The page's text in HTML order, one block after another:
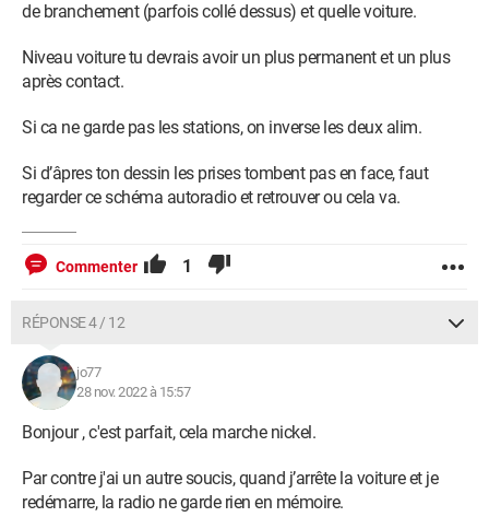
de branchement (parfois collé dessus) et quelle voiture.
Niveau voiture tu devrais avoir un plus permanent et un plus
après contact.
Si ca ne garde pas les stations, on inverse les deux alim.
Si d’âpres ton dessin les prises tombent pas en face, faut
regarder ce schéma autoradio et retrouver ou cela va.
Commenter 1
RÉPONSE 4 / 12
jo77
28 nov. 2022 à 15:57
Bonjour , c'est parfait, cela marche nickel.
Par contre j'ai un autre soucis, quand j’arrête la voiture et je
redémarre, la radio ne garde rien en mémoire.